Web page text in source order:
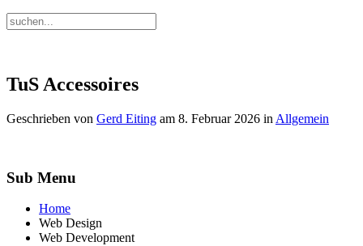
TuS Accessoires
Geschrieben von Gerd Eiting am 8. Februar 2026 in Allgemein
Sub Menu
Home
Web Design
Web Development